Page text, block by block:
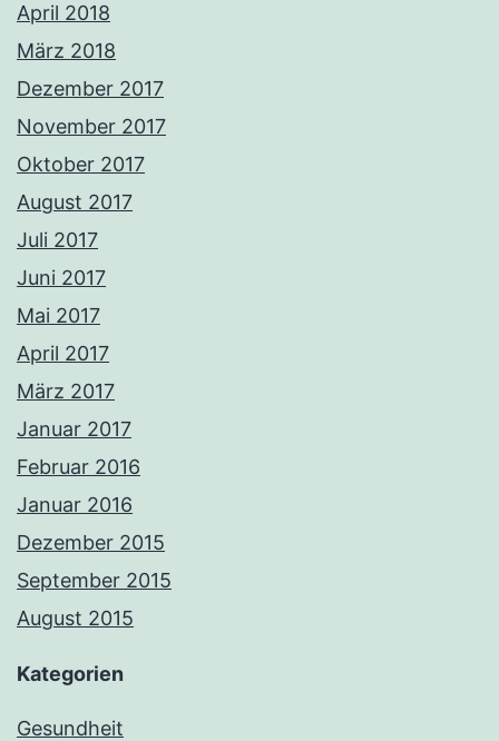
April 2018
März 2018
Dezember 2017
November 2017
Oktober 2017
August 2017
Juli 2017
Juni 2017
Mai 2017
April 2017
März 2017
Januar 2017
Februar 2016
Januar 2016
Dezember 2015
September 2015
August 2015
Kategorien
Gesundheit